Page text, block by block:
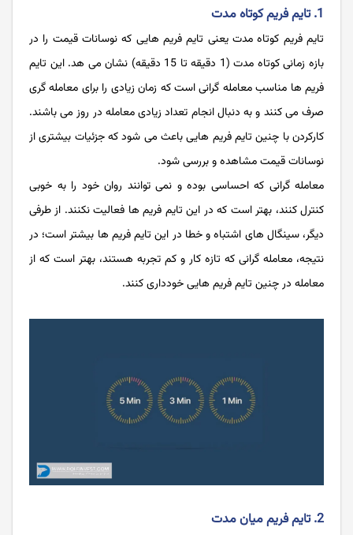
1. تایم فریم کوتاه مدت
تایم فریم کوتاه مدت یعنی تایم فریم هایی که نوسانات قیمت را در
بازه زمانی کوتاه مدت (1 دقیقه تا 15 دقیقه) نشان می هد. این تایم
فریم ها مناسب معامله گرانی است که زمان زیادی را برای معامله گری
صرف می کنند و به دنبال انجام تعداد زیادی معامله در روز می باشند.
کارکردن با چنین تایم فریم هایی باعث می شود که جزئیات بیشتری از
نوسانات قیمت مشاهده و بررسی شود.
معامله‌ گرانی که احساسی بوده و نمی توانند روان خود را به خوبی
کنترل کنند، بهتر است که در این تایم فریم ها فعالیت نکنند. از طرفی
دیگر، سینگال های اشتباه و خطا در این تایم فریم ها بیشتر است؛ در
نتیجه، معامله گرانی که تازه کار و کم تجربه هستند، بهتر است که از
معامله در چنین تایم فریم هایی خودداری کنند.
2. تایم فریم میان مدت